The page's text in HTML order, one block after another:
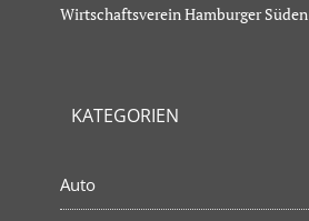
Wirtschaftsverein Hamburger Süden
KATEGORIEN
Auto